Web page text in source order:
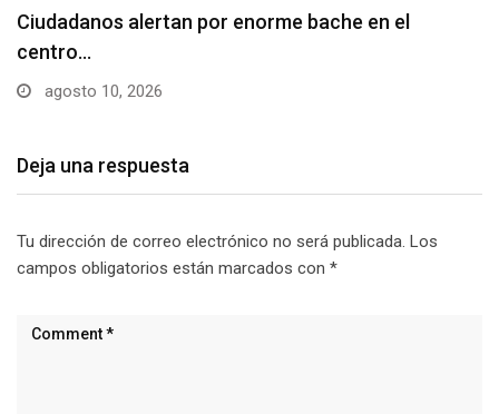
Denuncian falta de señalización en zonas de
estacionamiento…
agosto 10, 2026
Deja una respuesta
Tu dirección de correo electrónico no será publicada. Los
campos obligatorios están marcados con *